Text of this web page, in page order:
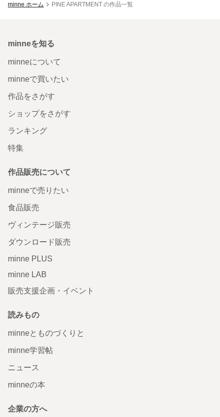
minne ホーム PINE APARTMENT の作品一覧
minneを知る
minneについて
minneで買いたい
作品をさがす
ショップをさがす
ランキング
特集
作品販売について
minneで売りたい
食品販売
ヴィンテージ販売
ダウンロード販売
minne PLUS
minne LAB
販売支援企画・イベント
読みもの
minneとものづくりと
minne学習帖
ニュース
minneの本
企業の方へ